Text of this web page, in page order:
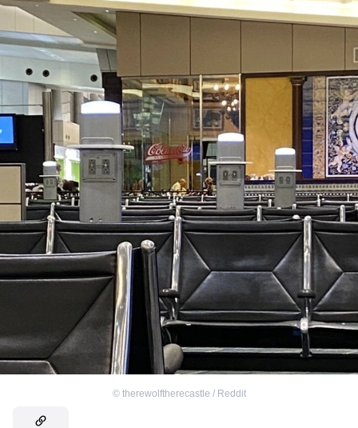
© therewolftherecastle / Reddit